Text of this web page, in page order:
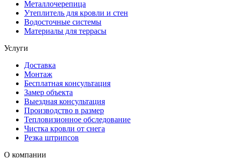
Металлочерепица
Утеплитель для кровли и стен
Водосточные системы
Материалы для террасы
Услуги
Доставка
Монтаж
Бесплатная консультация
Замер объекта
Выездная консультация
Производство в размер
Тепловизионное обследование
Чистка кровли от снега
Резка штрипсов
О компании